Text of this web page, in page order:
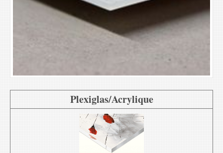
Plexiglas/Acrylique